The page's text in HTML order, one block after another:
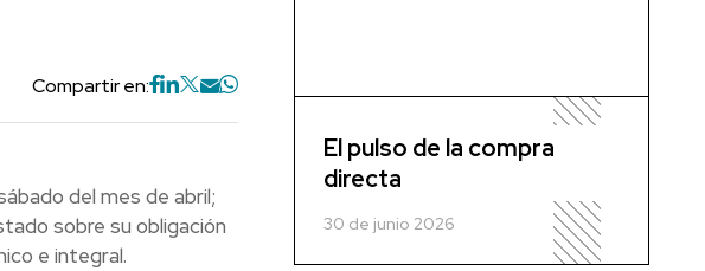
Compartir en:
del mes de abril;
sobre su obligación
e integral.
El pulso de la compra
directa
30 de junio 2026